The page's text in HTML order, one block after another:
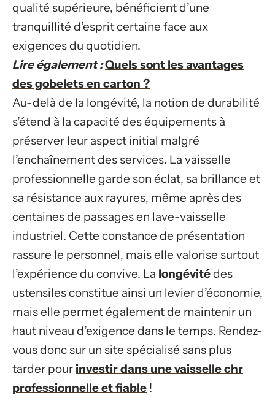
qualité supérieure, bénéficient d’une
tranquillité d’esprit certaine face aux
exigences du quotidien.
Lire également :Quels sont les avantages
des gobelets en carton ?
Au-delà de la longévité, la notion de durabilité
s’étend à la capacité des équipements à
préserver leur aspect initial malgré
l’enchaînement des services. La vaisselle
professionnelle garde son éclat, sa brillance et
sa résistance aux rayures, même après des
centaines de passages en lave-vaisselle
industriel. Cette constance de présentation
rassure le personnel, mais elle valorise surtout
l’expérience du convive. La longévitédes
ustensiles constitue ainsi un levier d’économie,
mais elle permet également de maintenir un
haut niveau d’exigence dans le temps. Rendez-
vous donc sur un site spécialisé sans plus
tarder pour investir dans une vaisselle chr
professionnelle et fiable !